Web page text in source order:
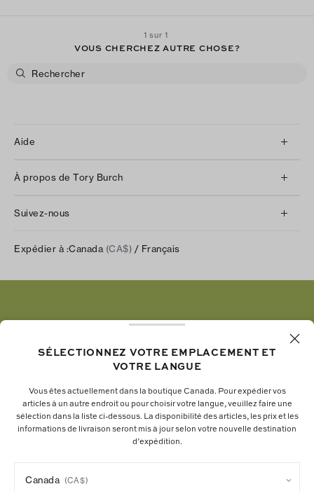
1 sur 1
VOUS CHERCHEZ AUTRE CHOSE?
Aide
Retours et échanges
Expédition et livraison
À propos de Tory Burch
Carrières
Suivez-nous
Facebook
Pinterest
YouTube
Expédier à :Canada (CA$) / Français
La fondation Tory Burch renforce le pouvoir
économique des femmes en soutenant les
entrepreneures qui bâtissent des entreprises
SÉLECTIONNEZ VOTRE EMPLACEMENT ET
VOTRE LANGUE
Vous êtes actuellement dans la boutique Canada. Pour expédier vos
articles à un autre endroit ou pour choisir votre langue, veuillez faire une
sélection dans la liste ci-dessous. La disponibilité des articles, les prix et les
informations de livraison seront mis à jour selon votre nouvelle destination
d’expédition.
Canada (CA$)